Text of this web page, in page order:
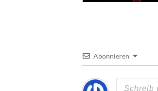
Abonnieren